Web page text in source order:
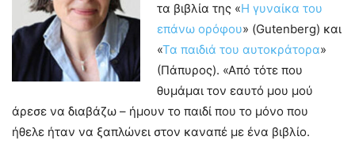
τα βιβλία της «Η γυναίκα του
επάνω ορόφου» (Gutenberg) και
«Τα παιδιά του αυτοκράτορα»
(Πάπυρος). «Από τότε που
θυμάμαι τον εαυτό μου μού
άρεσε να διαβάζω – ήμουν το παιδί που το μόνο που
ήθελε ήταν να ξαπλώνει στον καναπέ με ένα βιβλίο.